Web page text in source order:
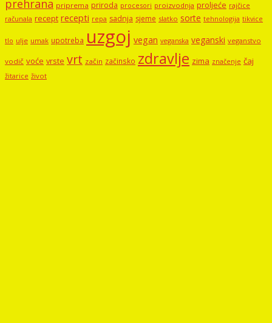
prehrana priprema priroda procesori proizvodnja proljeće rajčice
računala recept recepti repa sadnja sjeme slatko sorte tehnologija tikvice
tlo ulje umak upotreba uzgoj vegan veganska veganski veganstvo
vodič voće vrste vrt začin začinsko zdravlje zima značenje čaj
žitarice život